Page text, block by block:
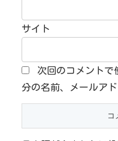
サイト
次回のコメントで
分の名前、メールア